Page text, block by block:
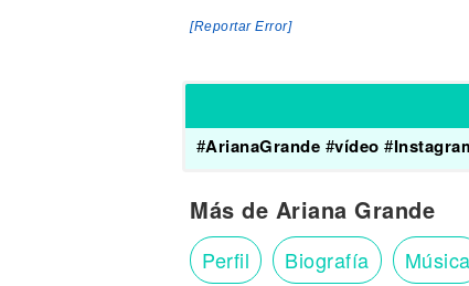
[Reportar Error]
#ArianaGrande #vídeo #
Más de Ariana Grande
Perfil Biografía Música